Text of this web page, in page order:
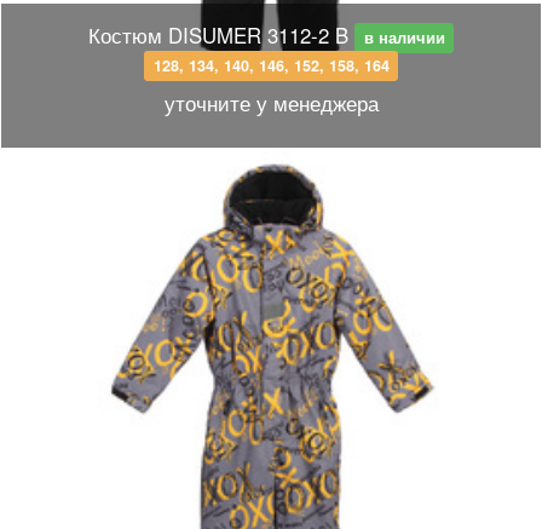
Костюм DISUMER 3112-2 B
в наличии
128, 134, 140, 146, 152, 158, 164
уточните у менеджера